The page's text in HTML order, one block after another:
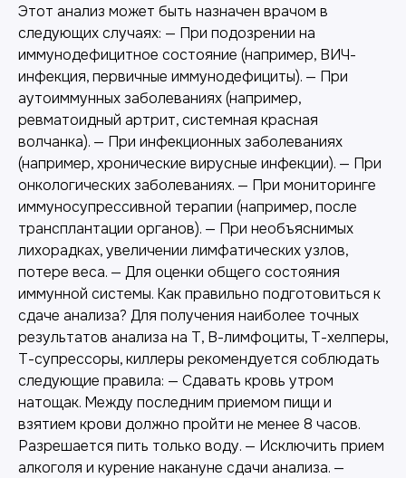
Этот анализ может быть назначен врачом в
следующих случаях: — При подозрении на
иммунодефицитное состояние (например, ВИЧ-
инфекция, первичные иммунодефициты). — При
аутоиммунных заболеваниях (например,
ревматоидный артрит, системная красная
волчанка). — При инфекционных заболеваниях
(например, хронические вирусные инфекции). — При
онкологических заболеваниях. — При мониторинге
иммуносупрессивной терапии (например, после
трансплантации органов). — При необъяснимых
лихорадках, увеличении лимфатических узлов,
потере веса. — Для оценки общего состояния
иммунной системы. Как правильно подготовиться к
сдаче анализа? Для получения наиболее точных
результатов анализа на Т, В-лимфоциты, Т-хелперы,
Т-супрессоры, киллеры рекомендуется соблюдать
следующие правила: — Сдавать кровь утром
натощак. Между последним приемом пищи и
взятием крови должно пройти не менее 8 часов.
Разрешается пить только воду. — Исключить прием
алкоголя и курение накануне сдачи анализа. —